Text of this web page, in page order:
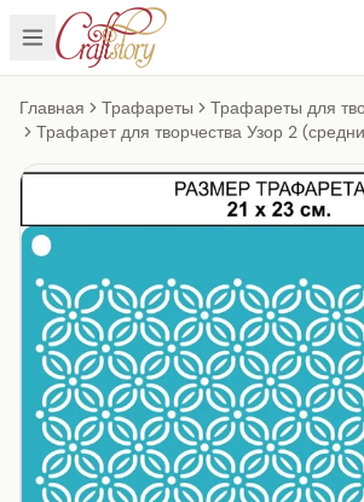
Главная Трафареты Трафареты для
Трафарет для творчества Узор 2